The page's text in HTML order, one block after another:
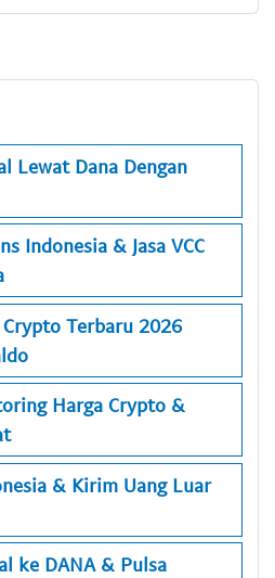
Lewat Dana Dengan
Indonesia & Jasa VCC
Terbaru 2026
Harga Crypto &
& Kirim Uang Luar
ke DANA & Pulsa